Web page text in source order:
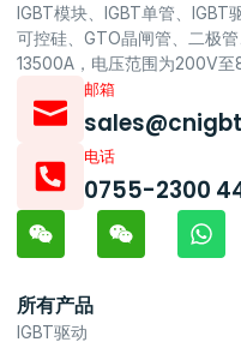
IGBT模块、IGBT单管、IGBT
可控硅、GTO晶闸管、二极
13500A，电压范围为200V至
邮箱
电话
0755-2300
所有产品
IGBT驱动